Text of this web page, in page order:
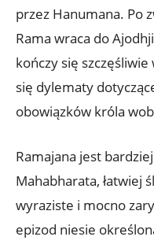
przez Hanumana. Po
Rama wraca do
kończy się
się dylematy
obowiązków króla
Ramajana jest
Mahabharata, łatwiej
wyraziste i mocno
epizod niesie